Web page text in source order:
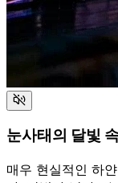
눈사태의 달빛
매우 현실적인 하